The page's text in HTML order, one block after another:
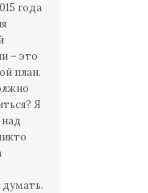
года
– это
план.
Я
над
думать.